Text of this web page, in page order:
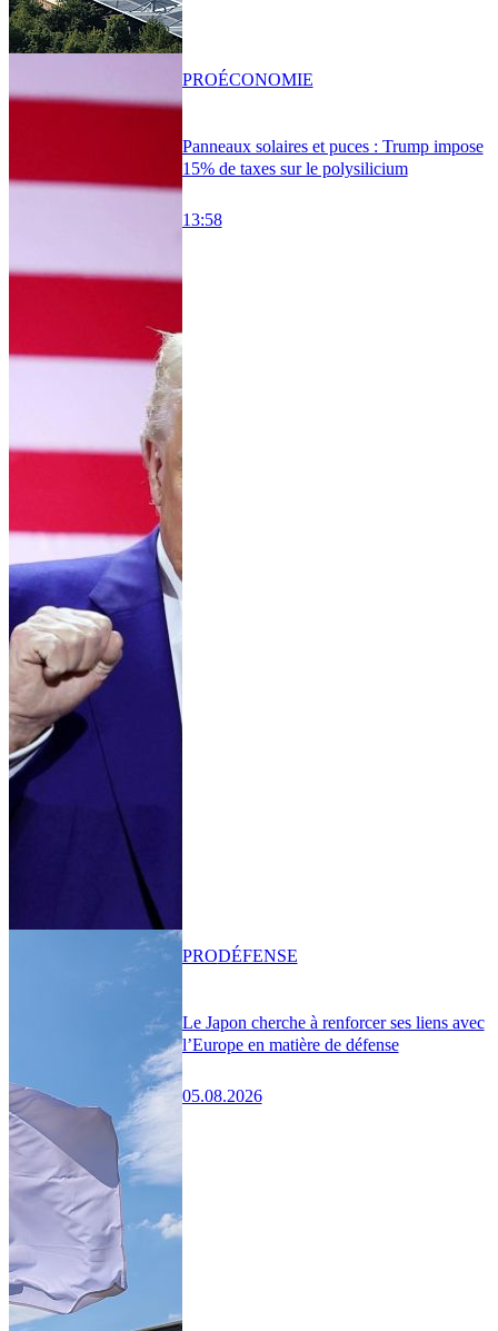
Panneaux solaires et puces : Trump impose
15% de taxes sur le polysilicium
13:58
PROÉCONOMIE
Le Japon cherche à renforcer ses liens avec
l’Europe en matière de défense
05.08.2026
PRODÉFENSE